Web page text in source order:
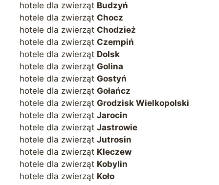
hotele dla zwierząt Budzyń
hotele dla zwierząt Chocz
hotele dla zwierząt Chodzież
hotele dla zwierząt Czempiń
hotele dla zwierząt Dolsk
hotele dla zwierząt Golina
hotele dla zwierząt Gostyń
hotele dla zwierząt Gołańcz
hotele dla zwierząt Grodzisk Wielkopolski
hotele dla zwierząt Jarocin
hotele dla zwierząt Jastrowie
hotele dla zwierząt Jutrosin
hotele dla zwierząt Kleczew
hotele dla zwierząt Kobylin
hotele dla zwierząt Koło